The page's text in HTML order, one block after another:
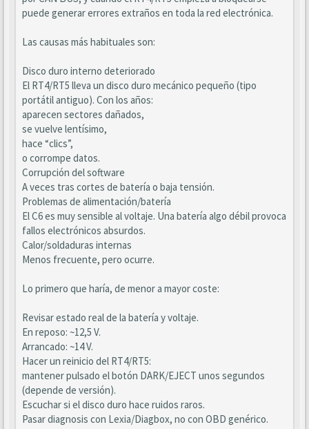
puede generar errores extraños en toda la red electrónica.
Las causas más habituales son:
Disco duro interno deteriorado
El RT4/RT5 lleva un disco duro mecánico pequeño (tipo
portátil antiguo). Con los años:
aparecen sectores dañados,
se vuelve lentísimo,
hace “clics”,
o corrompe datos.
Corrupción del software
A veces tras cortes de batería o baja tensión.
Problemas de alimentación/batería
El C6 es muy sensible al voltaje. Una batería algo débil provoca
fallos electrónicos absurdos.
Calor/soldaduras internas
Menos frecuente, pero ocurre.
Lo primero que haría, de menor a mayor coste:
Revisar estado real de la batería y voltaje.
En reposo: ~12,5 V.
Arrancado: ~14 V.
Hacer un reinicio del RT4/RT5:
mantener pulsado el botón DARK/EJECT unos segundos
(depende de versión).
Escuchar si el disco duro hace ruidos raros.
Pasar diagnosis con Lexia/Diagbox, no con OBD genérico.